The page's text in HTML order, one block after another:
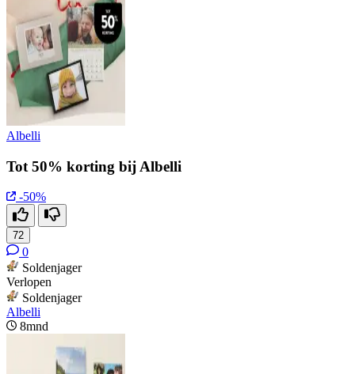
Albelli
Tot 50% korting bij Albelli
-50%
72
0
Soldenjager
Verlopen
Soldenjager
Albelli
8mnd